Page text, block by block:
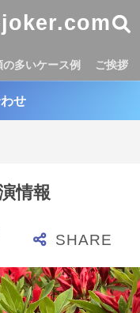
の多いケース例 ご挨拶
せ
情報